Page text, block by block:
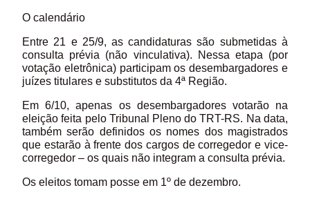
O calendário
Entre 21 e 25/9, as candidaturas são submetidas à
consulta prévia (não vinculativa). Nessa etapa (por
votação eletrônica) participam os desembargadores e
juízes titulares e substitutos da 4ª Região.
Em 6/10, apenas os desembargadores votarão na
eleição feita pelo Tribunal Pleno do TRT-RS. Na data,
também serão definidos os nomes dos magistrados
que estarão à frente dos cargos de corregedor e vice-
corregedor – os quais não integram a consulta prévia.
Os eleitos tomam posse em 1º de dezembro.